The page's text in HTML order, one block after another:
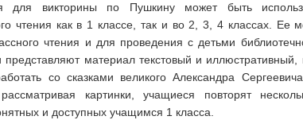
для викторины по Пушкину может быть
чтения как в 1 классе, так и во 2, 3, 4 классах. Ее
чтения и для проведения с детьми
представляют материал текстовый и иллюстративный,
со сказками великого Александра
картинки, учащиеся повторят
и доступных учащимся 1 класса.